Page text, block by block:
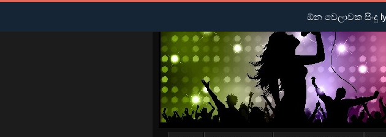
ඕන වෙලාවක සිංදු